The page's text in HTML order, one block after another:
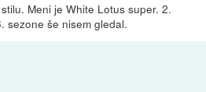
Meni je White Lotus super. 2.
sezone še nisem gledal.